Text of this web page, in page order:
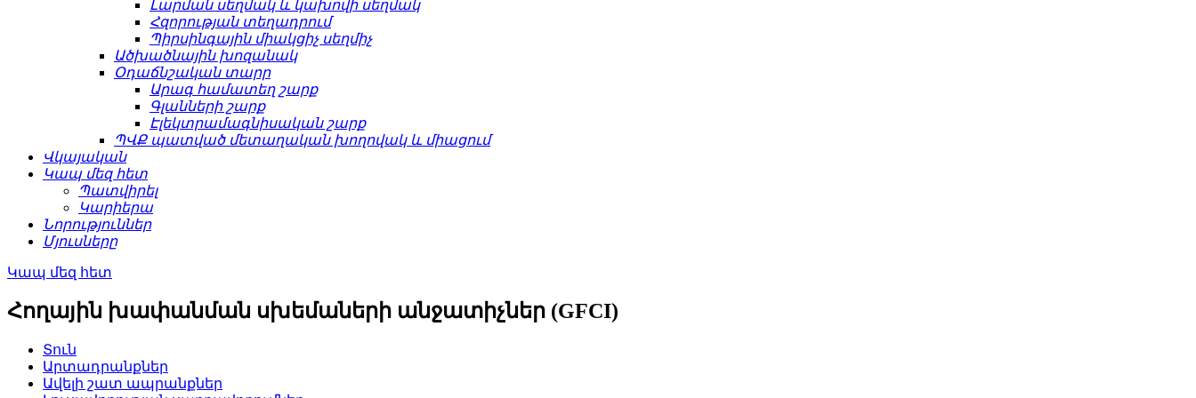
Լարման սեղմակ և կախովի սեղմակ
Հզորության տեղադրում
Պիրսինգային միակցիչ սեղմիչ
Ածխածնային խոզանակ
Օդաճնշական տարր
Արագ համատեղ շարք
Գլանների շարք
Էլեկտրամագնիսական շարք
ՊՎՔ պատված մետաղական խողովակ և միացում
Վկայական
Կապ մեզ հետ
Պատվիրել
Կարիերա
Նորություններ
Մյուսները
Կապ մեզ հետ
Հողային խափանման սխեմաների անջատիչներ (GFCI)
Տուն
Արտադրանքներ
Ավելի շատ ապրանքներ